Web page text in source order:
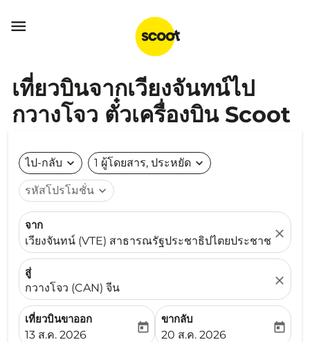

เที่ยวบินจากเวียงจันทน์ไป
กวางโจว ตั๋วเครื่องบิน Scoot
ไป-กลับ expand_more 1 ผู้โดยสาร, ประหยัด expand_more
รหัสโปรโมชั่น expand_more
จาก
เวียงจันทน์ (VTE) สาธารณรัฐประชาธิปไตยประชาชนลาว
close
สู่
กวางโจว (CAN) จีน
close
เที่ยวบินขาออก
fc-booking-departure-date-aria-label
13 ส.ค. 2026
today
ขากลับ
fc-booking-return-date-
20 ส.ค. 2026
today